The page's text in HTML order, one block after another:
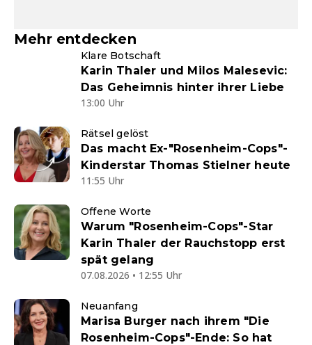
Mehr entdecken
Klare Botschaft
Karin Thaler und Milos Malesevic:
Das Geheimnis hinter ihrer Liebe
13:00 Uhr
Rätsel gelöst
Das macht Ex-"Rosenheim-Cops"-
Kinderstar Thomas Stielner heute
11:55 Uhr
Offene Worte
Warum "Rosenheim-Cops"-Star
Karin Thaler der Rauchstopp erst
spät gelang
07.08.2026 • 12:55 Uhr
Neuanfang
Marisa Burger nach ihrem "Die
Rosenheim-Cops"-Ende: So hat